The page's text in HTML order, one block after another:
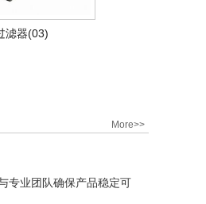
滤器(03)
More>>
专业团队确保产品稳定可